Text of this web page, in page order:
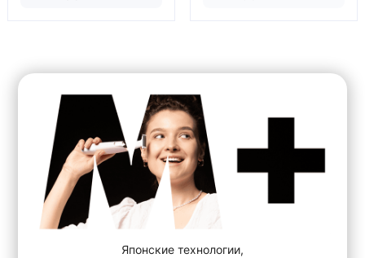
Японские технологии,